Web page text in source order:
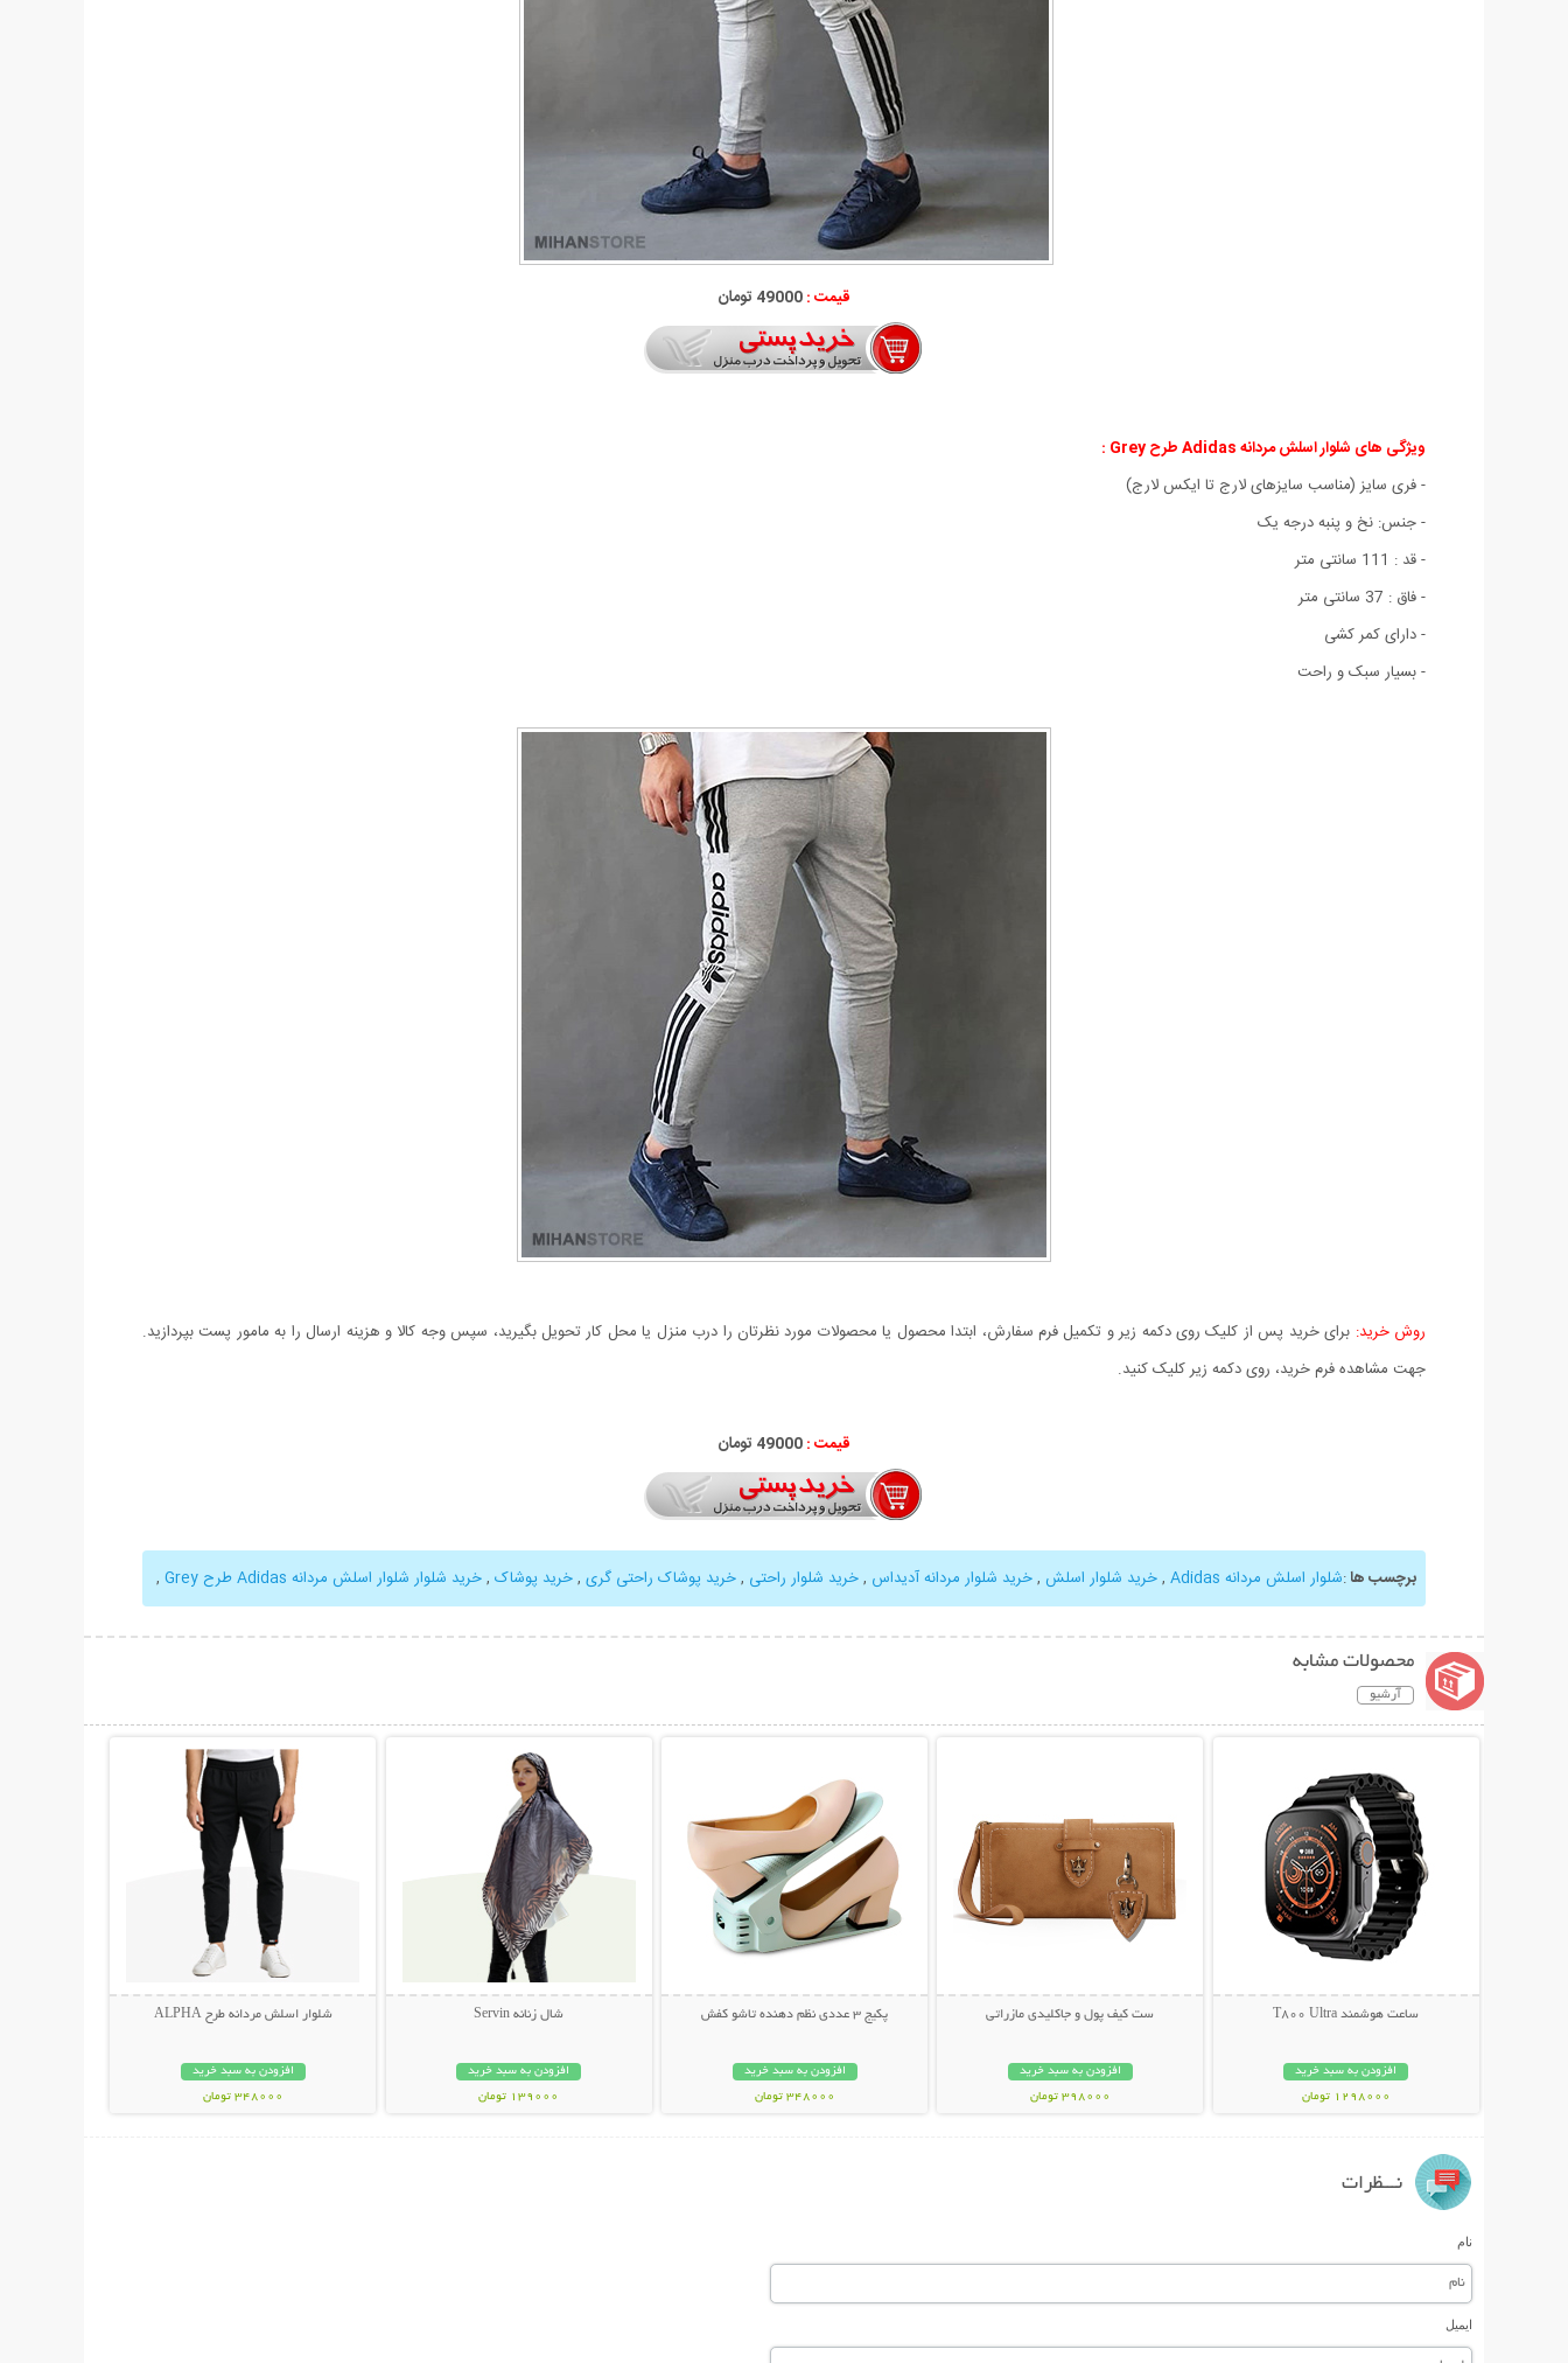
قیمت :49000 تومان
ویژگی های شلوار اسلش مردانه Adidas طرح Grey :
- فری سایز (مناسب سایزهای لارج تا ایکس لارج)
- جنس: نخ و پنبه درجه یک
- قد : 111 سانتی متر
- فاق : 37 سانتی متر
- دارای کمر کشی
- بسیار سبک و راحت
روش خرید: برای خرید پس از کلیک روی دکمه زیر و تکمیل فرم سفارش، ابتدا محصول یا محصولات مورد نظرتان را درب منزل یا محل کار تحویل بگیرید، سپس وجه کالا و هزینه ارسال را به مامور پست بپردازید.
جهت مشاهده فرم خرید، روی دکمه زیر کلیک کنید.
قیمت :49000 تومان
برچسب ها:شلوار اسلش مردانه Adidas ,خرید شلوار اسلش ,خرید شلوار مردانه آدیداس ,خرید شلوار راحتی ,خرید پوشاک راحتی گری ,خرید پوشاک ,خرید شلوار شلوار اسلش مردانه Adidas طرح Grey ,
محصولات مشابه
آرشیو
ساعت هوشمند T800 Ultra
افزودن به سبد خرید
1298000 تومان
ست کیف پول و جاکلیدی مازراتی
افزودن به سبد خرید
398000 تومان
پکیج 3 عددی نظم دهنده تاشو کفش
افزودن به سبد خرید
348000 تومان
شال زنانه Servin
افزودن به سبد خرید
139000 تومان
شلوار اسلش مردانه طرح ALPHA
افزودن به سبد خرید
348000 تومان
نـــظرات
نام
ایمیل